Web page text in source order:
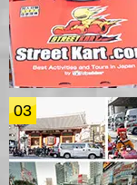
03